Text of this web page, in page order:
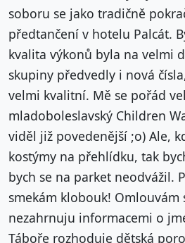
soboru se jako tradičně
předtančení v hotelu Palcát.
kvalita výkonů byla na velmi
skupiny předvedly i nová
velmi kvalitní. Mě se pořád
mladoboleslavský Children
viděl již povedenější ;o) Ale,
kostýmy na přehlídku, tak
bych se na parket neodvážil.
smekám klobouk! Omlouvám
nezahrnuju informacemi o
Táboře rozhoduje dětská